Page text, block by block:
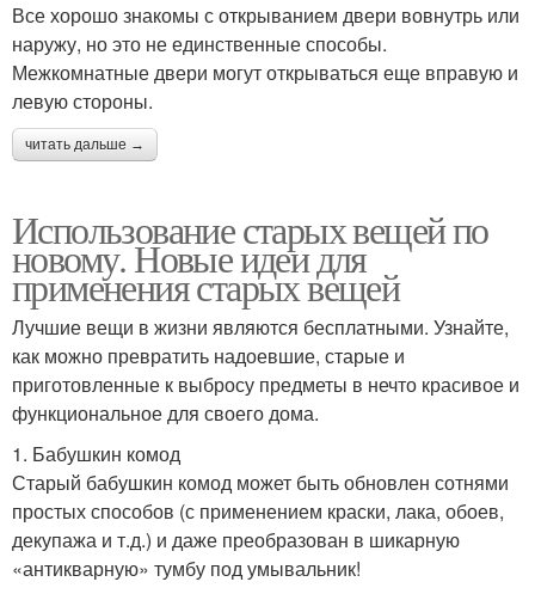
Все хорошо знакомы с открыванием двери вовнутрь или
наружу, но это не единственные способы.
Межкомнатные двери могут открываться еще вправую и
левую стороны.
читать дальше →
Использование старых вещей по
новому. Новые идеи для
применения старых вещей
Лучшие вещи в жизни являются бесплатными. Узнайте,
как можно превратить надоевшие, старые и
приготовленные к выбросу предметы в нечто красивое и
функциональное для своего дома.
1. Бабушкин комод
Старый бабушкин комод может быть обновлен сотнями
простых способов (с применением краски, лака, обоев,
декупажа и т.д.) и даже преобразован в шикарную
«антикварную» тумбу под умывальник!